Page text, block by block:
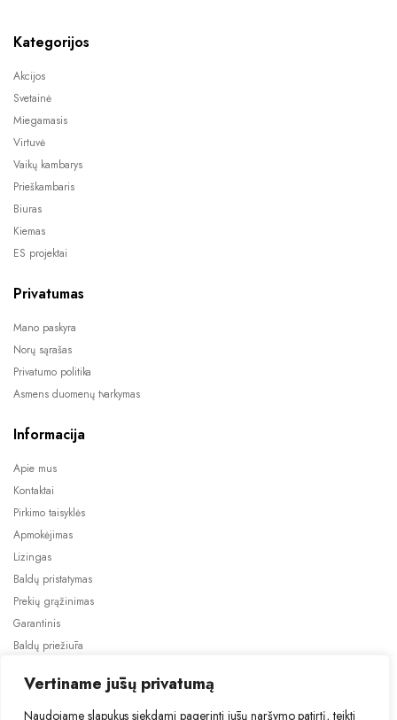
Vertiname jūsų privatumą
Naudojame slapukus siekdami pagerinti jūsų naršymo patirtį, teikti
Kategorijos
Akcijos
Svetainė
Miegamasis
Virtuvė
Vaikų kambarys
Prieškambaris
Biuras
Kiemas
ES projektai
Privatumas
Mano paskyra
Norų sąrašas
Privatumo politika
Asmens duomenų tvarkymas
Informacija
Apie mus
Kontaktai
Pirkimo taisyklės
Apmokėjimas
Lizingas
Baldų pristatymas
Prekių grąžinimas
Garantinis
Baldų priežiūra